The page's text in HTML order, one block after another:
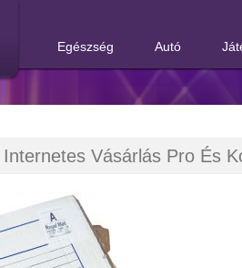
Egészség Autó
Internetes Vásárlás Pro És